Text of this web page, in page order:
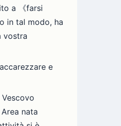
a 《farsi
in tal modo, ha
vostra
e
nata